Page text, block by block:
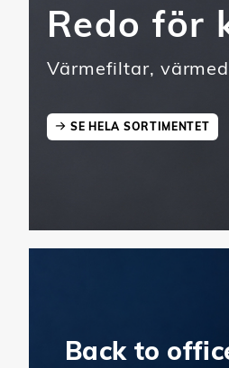
Redo för
Värmefiltar,
SE HELA SORTIMENTET
Back to